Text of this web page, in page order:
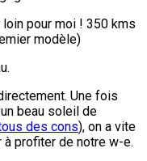
loin pour moi ! 350 kms
modèle)
Une fois
beau soleil de
des cons), on a vite
profiter de notre w-e.